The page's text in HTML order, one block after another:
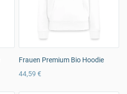
Frauen Premium Bio Hoodie
44,59 €